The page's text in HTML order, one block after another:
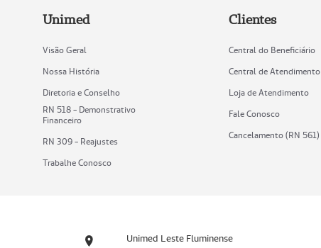
Unimed
Visão Geral
Nossa História
Diretoria e Conselho
RN 518 - Demonstrativo
Financeiro
RN 309 - Reajustes
Trabalhe Conosco
Clientes
Central do Beneficiário
Central de Atendimento
Loja de Atendimento
Fale Conosco
Cancelamento (RN 561)
Unimed Leste Fluminense